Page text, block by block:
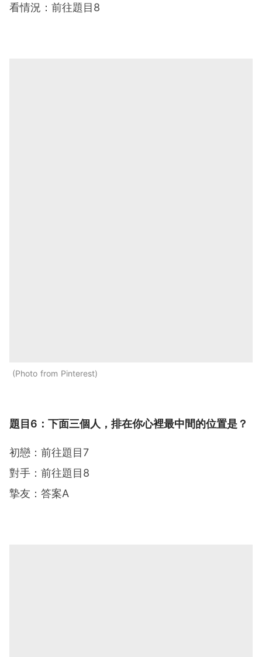
看情況：前往題目8
Photo from Pinterest
題目6：下面三個人，排在你心裡最中間的位置是？
初戀：前往題目7
對手：前往題目8
摯友：答案A